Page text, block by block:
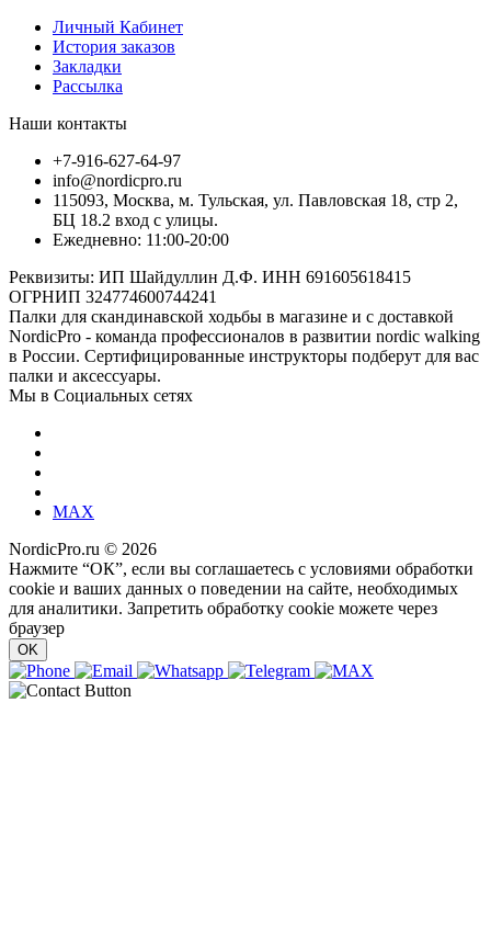
Личный Кабинет
История заказов
Закладки
Рассылка
Наши контакты
+7-916-627-64-97
info@nordicpro.ru
115093, Москва, м. Тульская, ул. Павловская 18, стр 2,
БЦ 18.2 вход с улицы.
Ежедневно: 11:00-20:00
Реквизиты: ИП Шайдуллин Д.Ф. ИНН 691605618415
ОГРНИП 324774600744241
Палки для скандинавской ходьбы в магазине и с доставкой
NordicPro - команда профессионалов в развитии nordic walking
в России. Сертифицированные инструкторы подберут для вас
палки и аксессуары.
Мы в Социальных сетях
MAX
NordicPro.ru © 2026
Нажмите “ОК”, если вы соглашаетесь с условиями обработки
cookie и ваших данных о поведении на сайте, необходимых
для аналитики. Запретить обработку cookie можете через
браузер
OK